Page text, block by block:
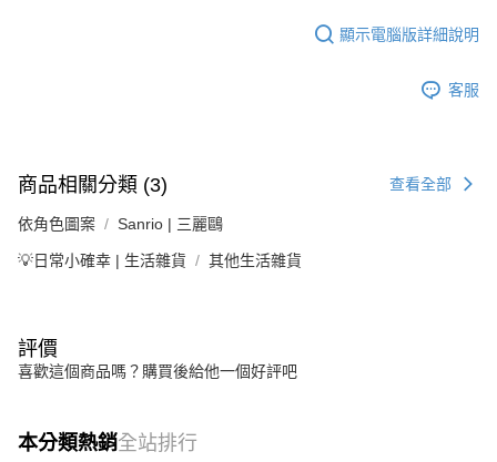
顯示電腦版詳細說明
客服
商品相關分類 (3) 查看全部
依角色圖案 Sanrio | 三麗鷗
💡日常小確幸 | 生活雜貨 其他生活雜貨
評價
喜歡這個商品嗎？購買後給他一個好評吧
本分類熱銷全站排行